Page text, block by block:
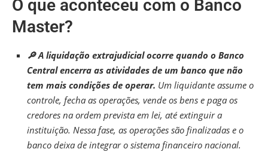
O que aconteceu com o Banco
Master?
🔎 A liquidação extrajudicial ocorre quando o Banco
Central encerra as atividades de um banco que não
tem mais condições de operar. Um liquidante assume o
controle, fecha as operações, vende os bens e paga os
credores na ordem prevista em lei, até extinguir a
instituição. Nessa fase, as operações são finalizadas e o
banco deixa de integrar o sistema financeiro nacional.